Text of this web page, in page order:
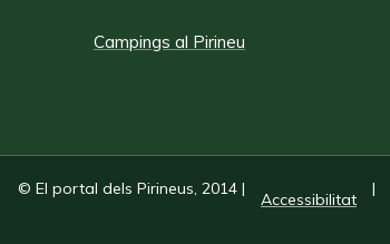
Campings al Pirineu
© El portal dels Pirineus, 2014 |
Accessibilitat
|